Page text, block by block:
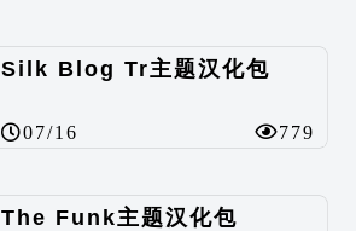
Silk Blog Tr主题汉化包
07/16 779
The Funk主题汉化包